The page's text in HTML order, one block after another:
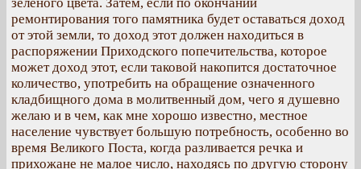
ремонтирования того памятника будет оставаться доход
от этой земли, то доход этот должен находиться в
распоряжении Приходского попечительства, которое
может доход этот, если таковой накопится достаточное
количество, употребить на обращение означенного
кладбищного дома в молитвенный дом, чего я душевно
желаю и в чем, как мне хорошо известно, местное
население чувствует большую потребность, особенно во
время Великого Поста, когда разливается речка и
прихожане не малое число, находясь по другую сторону